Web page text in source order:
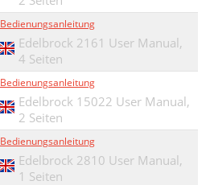
Bedienungsanleitung
Edelbrock 2161 User Manual,
4 Seiten
Bedienungsanleitung
Edelbrock 15022 User Manual,
2 Seiten
Bedienungsanleitung
Edelbrock 2810 User Manual,
1 Seiten